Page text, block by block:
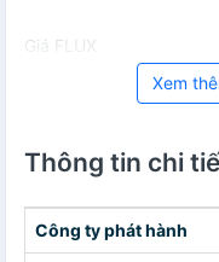
Giá FLUX
Xem
Thông tin chi
Công ty phát hành